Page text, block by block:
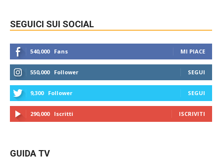
SEGUICI SUI SOCIAL
540,000 Fans MI PIACE
550,000 Follower SEGUI
9,300 Follower SEGUI
290,000 Iscritti ISCRIVITI
GUIDA TV